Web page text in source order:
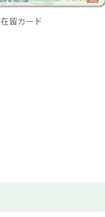
在留カード